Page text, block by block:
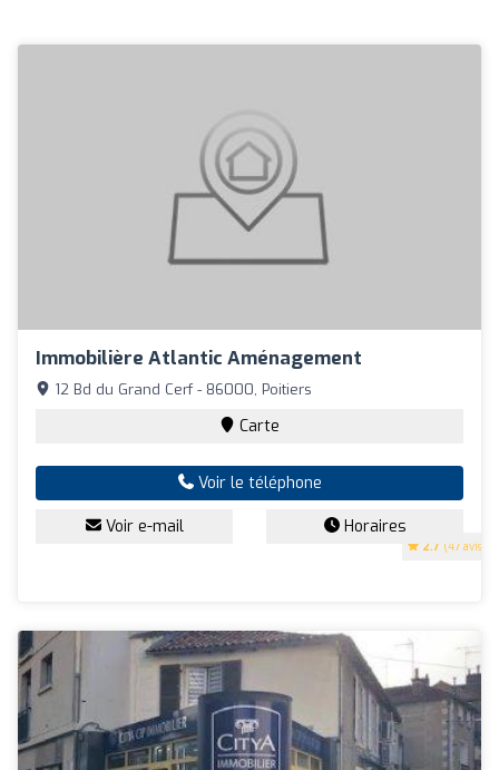
Immobilière Atlantic Aménagement
2.7 (47 avis)
12 Bd du Grand Cerf - 86000, Poitiers
Carte
Voir le téléphone
Voir e-mail Horaires